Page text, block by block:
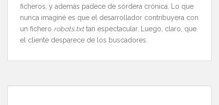
ficheros, y además padece de sordera crónica. Lo que
nunca imaginé es que el desarrollador contribuyera con
un fichero robots.txttan espectacular. Luego, claro, que
el cliente desparece de los buscadores.